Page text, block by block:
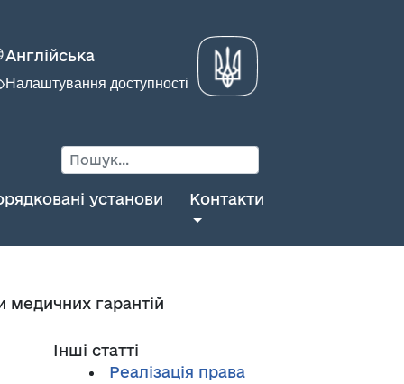
Англійська
Налаштування доступності
установи Контакти
медичних гарантій
Інші статті
Реалізація права